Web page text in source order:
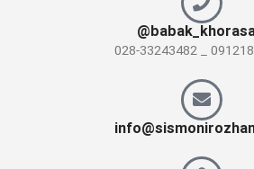
09121821509